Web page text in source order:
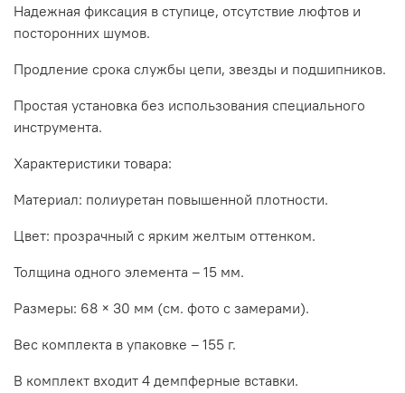
Надежная фиксация в ступице, отсутствие люфтов и
посторонних шумов.
Продление срока службы цепи, звезды и подшипников.
Простая установка без использования специального
инструмента.
Характеристики товара:
Материал: полиуретан повышенной плотности.
Цвет: прозрачный с ярким желтым оттенком.
Толщина одного элемента – 15 мм.
Размеры: 68 × 30 мм (см. фото с замерами).
Вес комплекта в упаковке – 155 г.
В комплект входит 4 демпферные вставки.